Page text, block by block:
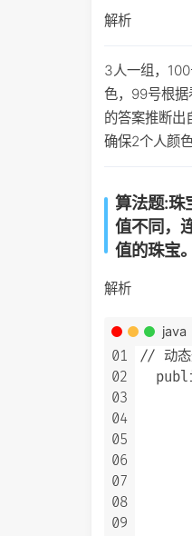
解析
3人一组，
色，99号根
的答案推断出
确保2个人颜
算法题:珠
值不同，
值的珠宝。
解析
java
01
02
03
04
05
06
07
08
09
// 动态